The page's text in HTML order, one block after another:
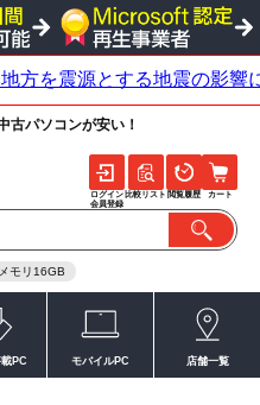
古パソコンが安い！
メモリ16GB
ログイン
会員登録
比較リスト 閲覧履歴 カート
PC モバイルPC 店舗一覧